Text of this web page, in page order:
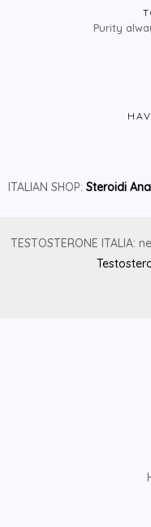
Purity
ITALIAN SHOP: Steroidi
TESTOSTERONE